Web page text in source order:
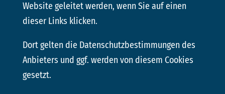
Website geleitet werden, wenn Sie auf einen
dieser Links klicken.
Dort gelten die Datenschutzbestimmungen des
Anbieters und ggf. werden von diesem Cookies
gesetzt.